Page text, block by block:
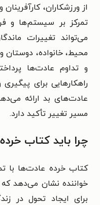
از ورزشکاران،
تمرکز بر سیستم‌ها و
می‌تواند تغییرات
محیط، خانواده،
و تداوم عادت‌ها
راهکارهایی برای
عادت‌های بد ارائه
مسیر تغییر تأکید دارد.
چرا باید کتاب
کتاب خرده عادت‌ها با
خواننده نشان می‌دهد که
برای ایجاد تحول در